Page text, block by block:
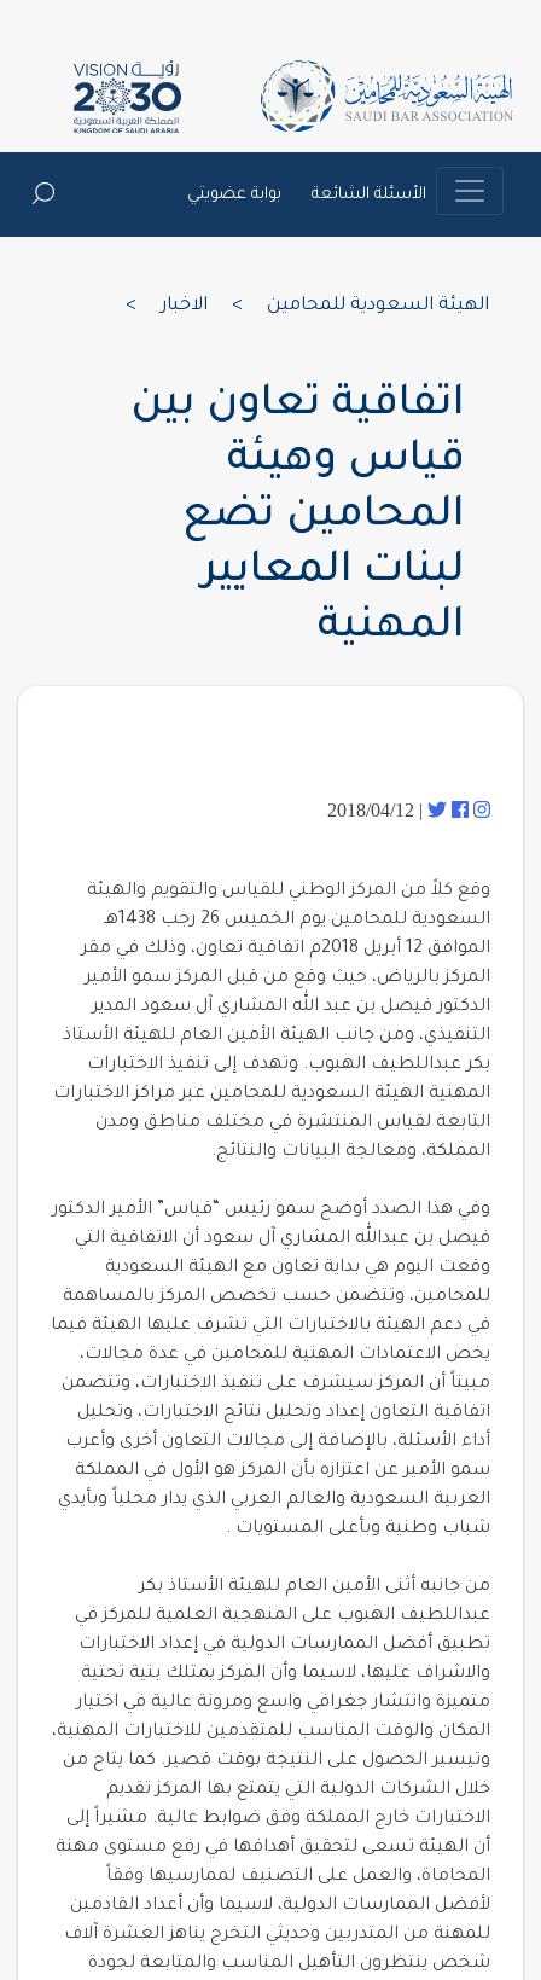
الأسئلة الشائعة بوابة عضويتي
الهيئة السعودية للمحامين الاخبار
اتفاقية تعاون بين
قياس وهيئة
المحامين تضع
لبنات المعايير
المهنية
| 2018/04/12
وقع كلاً من المركز الوطني للقياس والتقويم والهيئة
السعودية للمحامين يوم الخميس 26 رجب 1438هـ
الموافق 12 أبريل 2018م اتفاقية تعاون، وذلك في مقر
المركز بالرياض، حيث وقع من قبل المركز سمو الأمير
الدكتور فيصل بن عبد الله المشاري آل سعود المدير
التنفيذي، ومن جانب الهيئة الأمين العام للهيئة الأستاذ
بكر عبداللطيف الهبوب. وتهدف إلى تنفيذ الاختبارات
المهنية الهيئة السعودية للمحامين عبر مراكز الاختبارات
التابعة لقياس المنتشرة في مختلف مناطق ومدن
المملكة، ومعالجة البيانات والنتائج.
وفي هذا الصدد أوضح سمو رئيس “قياس” الأمير الدكتور
فيصل بن عبدالله المشاري آل سعود أن الاتفاقية التي
وقعت اليوم هي بداية تعاون مع الهيئة السعودية
للمحامين، وتتضمن حسب تخصص المركز بالمساهمة
في دعم الهيئة بالاختبارات التي تشرف عليها الهيئة فيما
يخص الاعتمادات المهنية للمحامين في عدة مجالات،
مبيناً أن المركز سيشرف على تنفيذ الاختبارات، وتتضمن
اتفاقية التعاون إعداد وتحليل نتائج الاختبارات، وتحليل
أداء الأسئلة، بالإضافة إلى مجالات التعاون أخرى وأعرب
سمو الأمير عن اعتزازه بأن المركز هو الأول في المملكة
العربية السعودية والعالم العربي الذي يدار محلياً وبأيدي
شباب وطنية وبأعلى المستويات .
من جانبه أثنى الأمين العام للهيئة الأستاذ بكر
عبداللطيف الهبوب على المنهجية العلمية للمركز في
تطبيق أفضل الممارسات الدولية في إعداد الاختبارات
والاشراف عليها، لاسيما وأن المركز يمتلك بنية تحتية
متميزة وانتشار جغرافي واسع ومرونة عالية في اختيار
المكان والوقت المناسب للمتقدمين للاختبارات المهنية،
وتيسير الحصول على النتيجة بوقت قصير. كما يتاح من
خلال الشركات الدولية التي يتمتع بها المركز تقديم
الاختبارات خارج المملكة وفق ضوابط عالية. مشيراً إلى
أن الهيئة تسعى لتحقيق أهدافها في رفع مستوى مهنة
المحاماة، والعمل على التصنيف لممارسيها وفقاً
لأفضل الممارسات الدولية، لاسيما وأن أعداد القادمين
للمهنة من المتدربين وحديثي التخرج يناهز العشرة آلاف
شخص ينتظرون التأهيل المناسب والمتابعة لجودة